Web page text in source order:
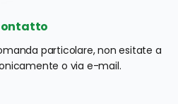
particolare, non esitate a
o via e-mail.